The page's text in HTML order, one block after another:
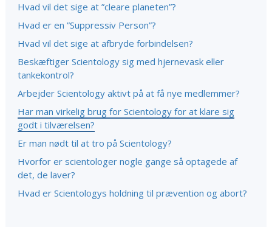
Hvad vil det sige at ”cleare planeten”?
Hvad er en ”Suppressiv Person”?
Hvad vil det sige at afbryde forbindelsen?
Beskæftiger Scientology sig med hjernevask eller
tankekontrol?
Arbejder Scientology aktivt på at få nye medlemmer?
Har man virkelig brug for Scientology for at klare sig
godt i tilværelsen?
Er man nødt til at tro på Scientology?
Hvorfor er scientologer nogle gange så optagede af
det, de laver?
Hvad er Scientologys holdning til prævention og abort?